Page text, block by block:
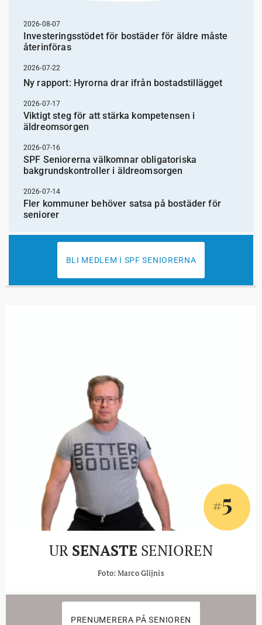
2026-08-07
Investeringsstödet för bostäder för äldre måste
återinföras
2026-07-22
Ny rapport: Hyrorna drar ifrån bostadstillägget
2026-07-17
Viktigt steg för att stärka kompetensen i
äldreomsorgen
2026-07-16
SPF Seniorerna välkomnar obligatoriska
bakgrundskontroller i äldreomsorgen
2026-07-14
Fler kommuner behöver satsa på bostäder för
seniorer
BLI MEDLEM I SPF SENIORERNA
#5
UR SENASTE SENIOREN
Foto: Marco Glijnis
PRENUMERERA PÅ SENIOREN